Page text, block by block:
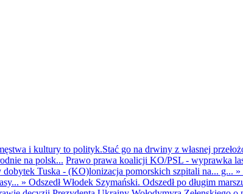
i kultury to polityk.Stać go na drwiny z własnej
na polsk... Prawo prawa koalicji KO/PSL - wyprawka
Tuska - (KO)lonizacja pomorskich szpitali na... g... »
» Odszedł Włodek Szymański. Odszedł po długim